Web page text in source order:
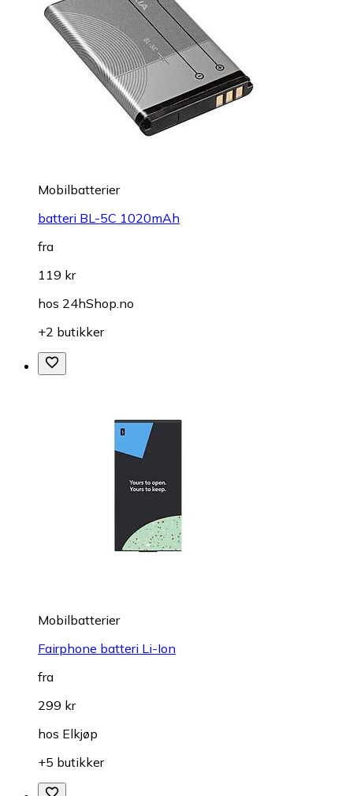
Mobilbatterier
batteri BL-5C 1020mAh
fra
119 kr
hos 24hShop.no
+2 butikker
Mobilbatterier
Fairphone batteri Li-Ion
fra
299 kr
hos Elkjøp
+5 butikker